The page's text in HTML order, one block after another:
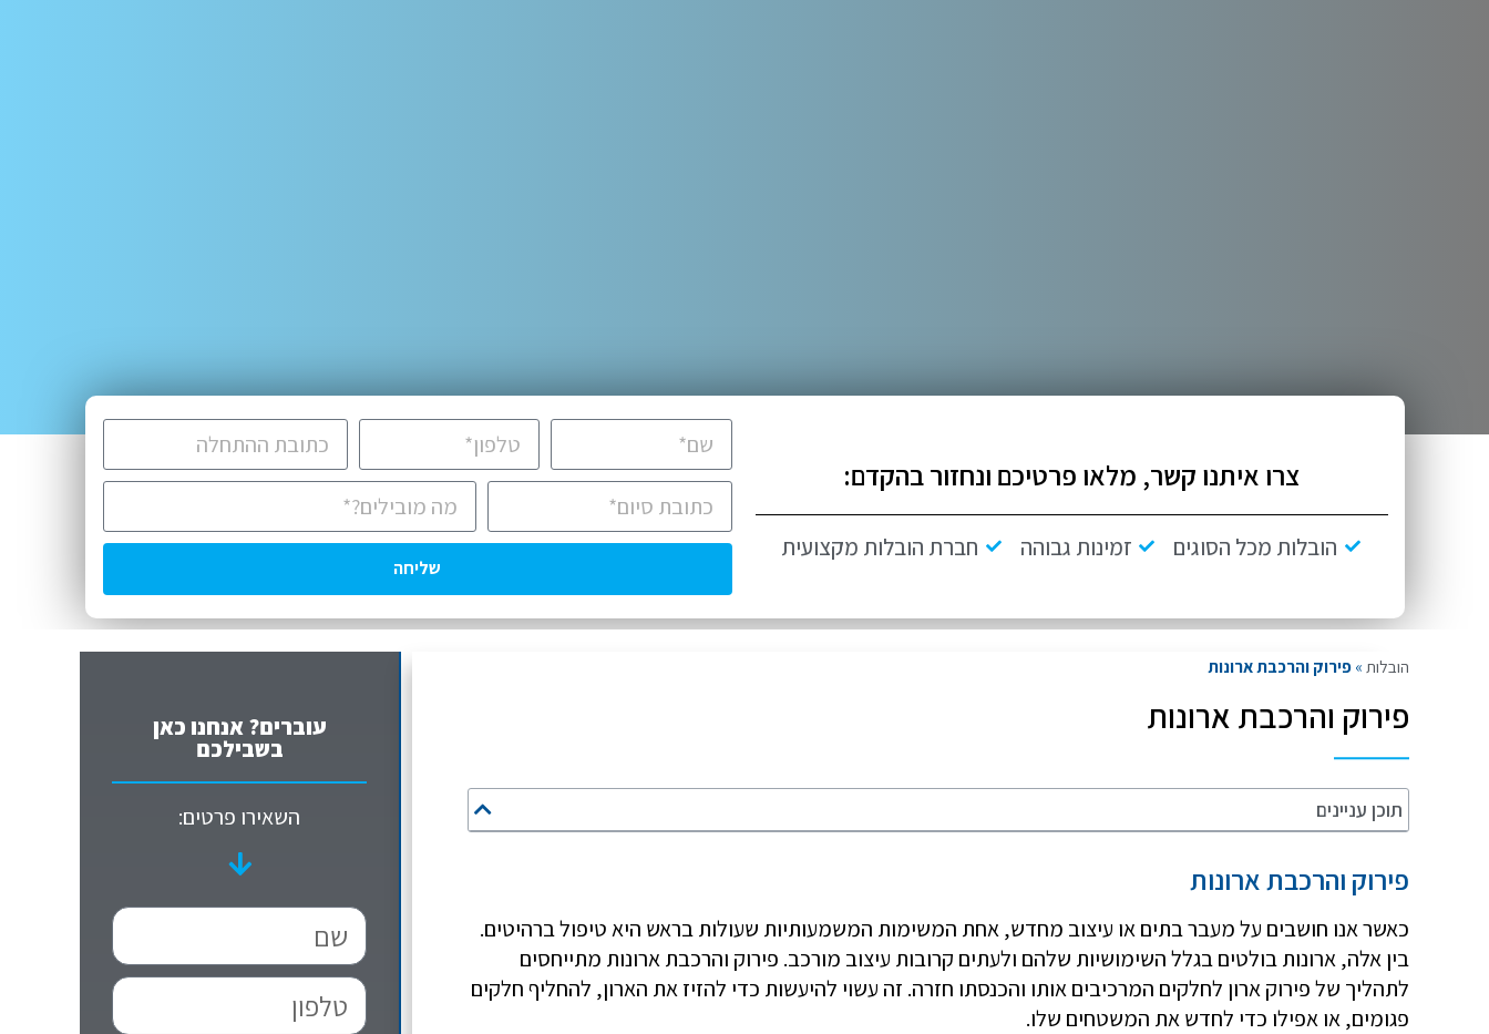
צרו איתנו קשר, מלאו פרטיכם ונחזור בהקדם:
הובלות מכל הסוגים זמינות גבוהה חברת הובלות מקצועית
שליחה
הובלות » פירוק והרכבת ארונות
פירוק והרכבת ארונות
תוכן עניינים
פירוק והרכבת ארונות
כאשר אנו חושבים על מעבר בתים או עיצוב מחדש, אחת המשימות המשמעותיות שעולות בראש היא טיפול ברהיטים.
בין אלה, ארונות בולטים בגלל השימושיות שלהם ולעתים קרובות עיצוב מורכב. פירוק והרכבת ארונות מתייחסים
לתהליך של פירוק ארון לחלקים המרכיבים אותו והכנסתו חזרה. זה עשוי להיעשות כדי להזיז את הארון, להחליף חלקים
פגומים, או אפילו כדי לחדש את המשטחים שלו.
עוברים? אנחנו כאן
בשבילכם
השאירו פרטים: